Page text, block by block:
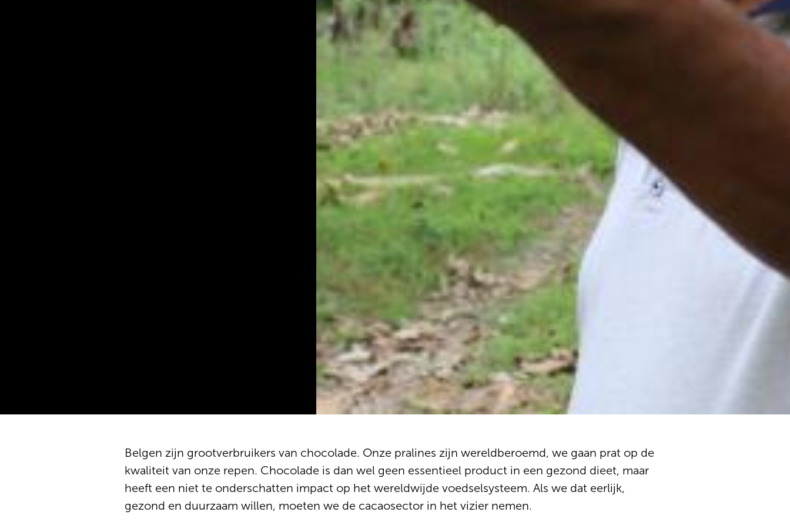
Belgen zijn grootverbruikers van chocolade. Onze pralines zijn wereldberoemd, we gaan prat op de
kwaliteit van onze repen. Chocolade is dan wel geen essentieel product in een gezond dieet, maar
heeft een niet te onderschatten impact op het wereldwijde voedselsysteem. Als we dat eerlijk,
gezond en duurzaam willen, moeten we de cacaosector in het vizier nemen.